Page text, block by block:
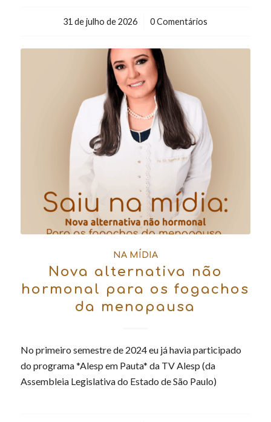
31 de julho de 2026
/ 0 Comentários
NA MÍDIA
Nova alternativa não
hormonal para os fogachos
da menopausa
No primeiro semestre de 2024 eu já havia participado
do programa *Alesp em Pauta* da TV Alesp (da
Assembleia Legislativa do Estado de São Paulo)